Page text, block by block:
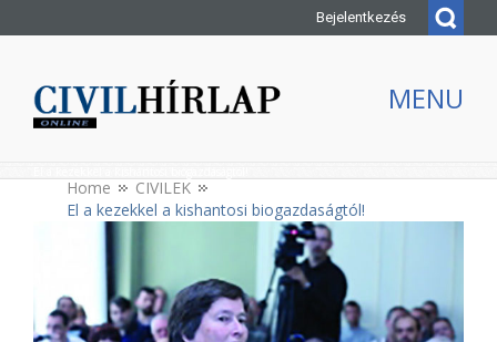
Bejelentkezés
MENU
Home
CIVILEK
El a kezekkel a kishantosi biogazdaságtól!